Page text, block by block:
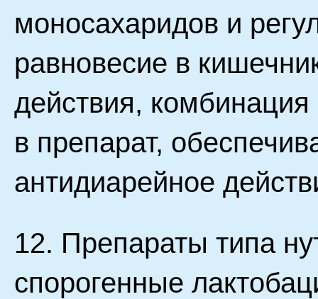
моносахаридов и
равновесие в
действия,
в препарат,
антидиарейное
12. Препараты типа
спорогенные